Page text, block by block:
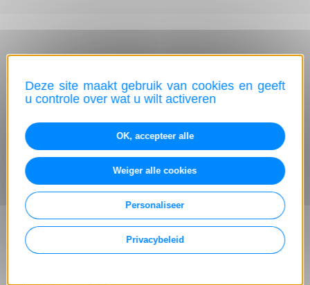
BLIJF OP DE HOOGTE VAN HET NIEUWS
Het actuele nieuws en
onze evenementen
BEKIJK AL ONZE ARTIKELEN
Deze site maakt gebruik van cookies en geeft
u controle over wat u wilt activeren
OK, accepteer alle
Weiger alle cookies
Personaliseer
Privacybeleid